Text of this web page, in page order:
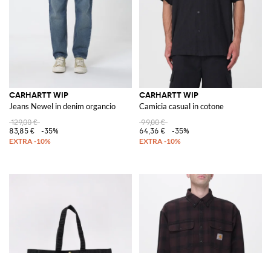
CARHARTT WIP
Jeans Newel in denim organcio
129,00 €
83,85 €
-35%
CARHARTT WIP
Camicia casual in cotone
99,00 €
64,36 €
-35%